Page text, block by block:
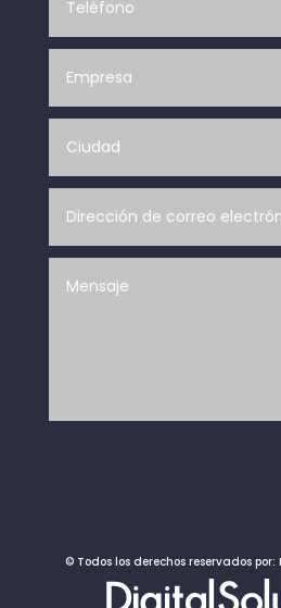
© Todos los derechos reservados por: